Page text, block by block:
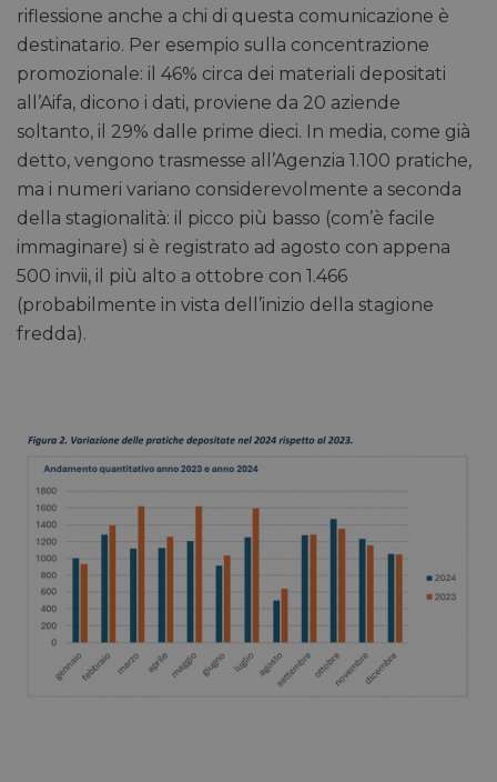
riflessione anche a chi di questa comunicazione è
destinatario. Per esempio sulla concentrazione
promozionale: il 46% circa dei materiali depositati
all’Aifa, dicono i dati, proviene da 20 aziende
soltanto, il 29% dalle prime dieci. In media, come già
detto, vengono trasmesse all’Agenzia 1.100 pratiche,
ma i numeri variano considerevolmente a seconda
della stagionalità: il picco più basso (com’è facile
immaginare) si è registrato ad agosto con appena
500 invii, il più alto a ottobre con 1.466
(probabilmente in vista dell’inizio della stagione
fredda).